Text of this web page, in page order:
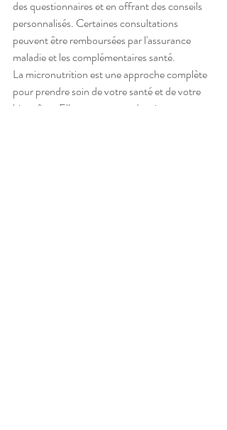
des questionnaires et en offrant des conseils
personnalisés. Certaines consultations
peuvent être remboursées par l'assurance
maladie et les complémentaires santé.
La micronutrition est une approche complète
pour prendre soin de votre santé et de votre
bien-être. Elle vous permet de mieux